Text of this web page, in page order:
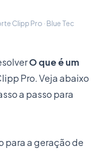
Clipp Pro · Blue Tec
O que é um
Pro. Veja abaixo
a passo para
para a geração de